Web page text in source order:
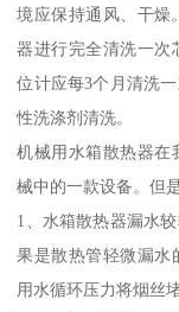
境应保持通风、干燥
器进行完全清洗一次
位计应每3个月清洗
性洗涤剂清洗。
机械用水箱散热器在
械中的一款设备。但
1、水箱散热器漏水
果是散热管轻微漏水
用水循环压力将烟丝